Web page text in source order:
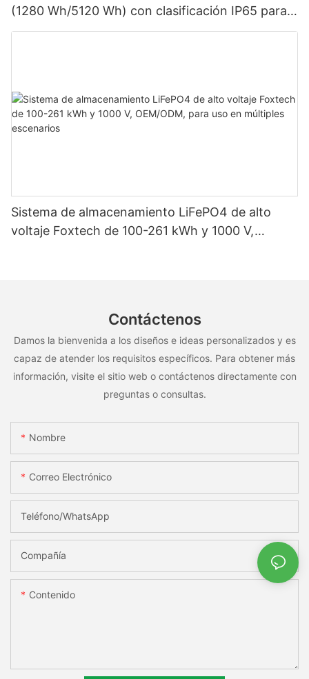
(1280 Wh/5120 Wh) con clasificación IP65 para
almacenamiento de energía en sistemas solares
Sistema de almacenamiento LiFePO4 de alto
voltaje Foxtech de 100-261 kWh y 1000 V,
Contáctenos
Damos la bienvenida a los diseños e ideas personalizados y es
capaz de atender los requisitos específicos. Para obtener más
información, visite el sitio web o contáctenos directamente con
preguntas o consultas.
Nombre
Correo Electrónico
Teléfono/WhatsApp
Compañía
Contenido